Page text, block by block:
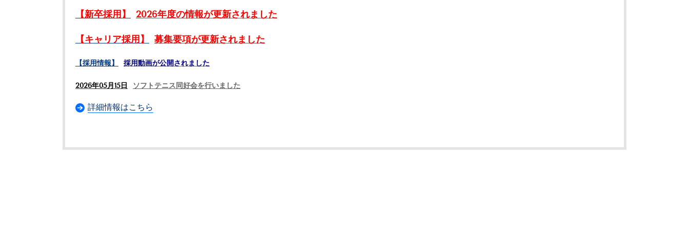
【新卒採用】 2026年度の情報が更新されました
【キャリア採用】 募集要項が更新されました
【採用情報】 採用動画が公開されました
2026年05月15日 ソフトテニス同好会を行いました
詳細情報はこちら